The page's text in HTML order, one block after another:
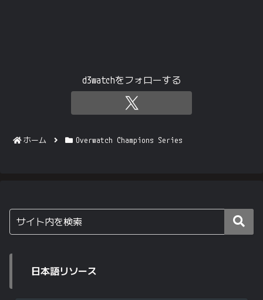
d3watchをフォローする
ホーム Overwatch Champions Series
日本語リソース